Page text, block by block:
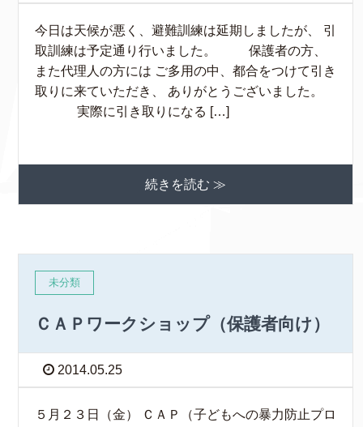
今日は天候が悪く、避難訓練は延期しましたが、 引
取訓練は予定通り行いました。 保護者の方、
また代理人の方には ご多用の中、都合をつけて引き
取りに来ていただき、 ありがとうございました。
実際に引き取りになる […]
続きを読む ≫
未分類
ＣＡＰワークショップ（保護者向け）
2014.05.25
５月２３日（金） ＣＡＰ（子どもへの暴力防止プロ